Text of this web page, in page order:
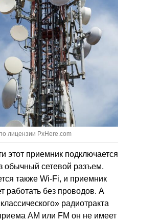
лицензии PxHere.com
этот приемник подключается
обычный сетевой разъем.
также Wi-Fi, и приемник
работать без проводов. А
радиотракта
AM или FM он не имеет